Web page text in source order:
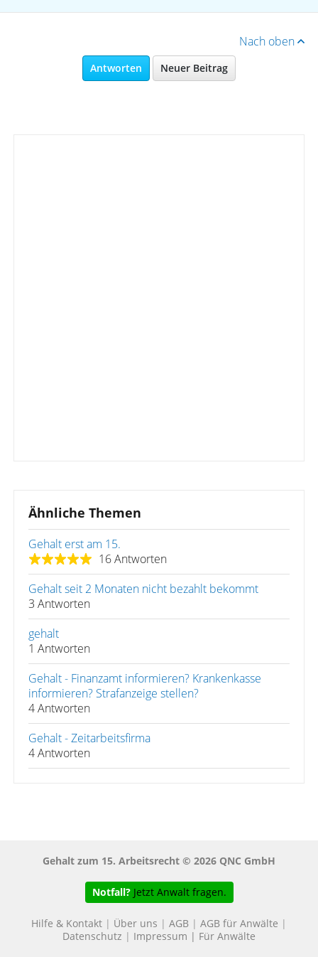
Nach oben
Antworten Neuer Beitrag
Ähnliche Themen
Gehalt erst am 15.
16 Antworten
Gehalt seit 2 Monaten nicht bezahlt bekommt
3 Antworten
gehalt
1 Antworten
Gehalt - Finanzamt informieren? Krankenkasse
informieren? Strafanzeige stellen?
4 Antworten
Gehalt - Zeitarbeitsfirma
4 Antworten
Gehalt zum 15. Arbeitsrecht © 2026 QNC GmbH
Notfall? Jetzt Anwalt fragen.
Hilfe & Kontakt | Über uns | AGB | AGB für Anwälte |
Datenschutz | Impressum | Für Anwälte